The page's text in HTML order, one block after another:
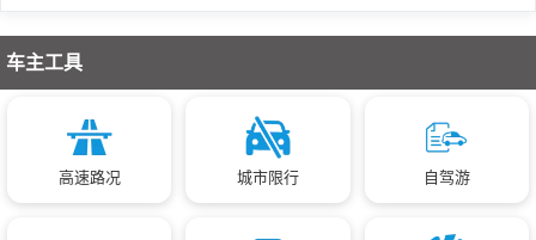
179
建国路（东升花园门口） 376
省道115线(乌鲁木齐-乌苏)104公里850米
北绕城头屯河大桥平交口 654
车主工具
高速路况 城市限行 自驾游